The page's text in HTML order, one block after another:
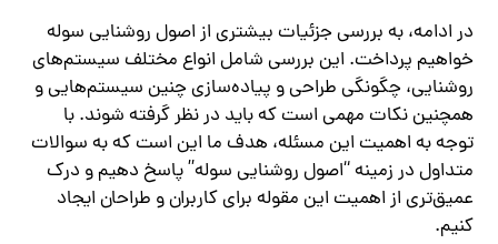
در ادامه، به بررسی جزئیات بیشتری از اصول روشنایی سوله
خواهیم پرداخت. این بررسی شامل انواع مختلف سیستم‌های
روشنایی، چگونگی طراحی و پیاده‌سازی چنین سیستم‌هایی و
همچنین نکات مهمی است که باید در نظر گرفته شوند. با
توجه به اهمیت این مسئله، هدف ما این است که به سوالات
متداول در زمینه “اصول روشنایی سوله” پاسخ دهیم و درک
عمیق‌تری از اهمیت این مقوله برای کاربران و طراحان ایجاد
کنیم.